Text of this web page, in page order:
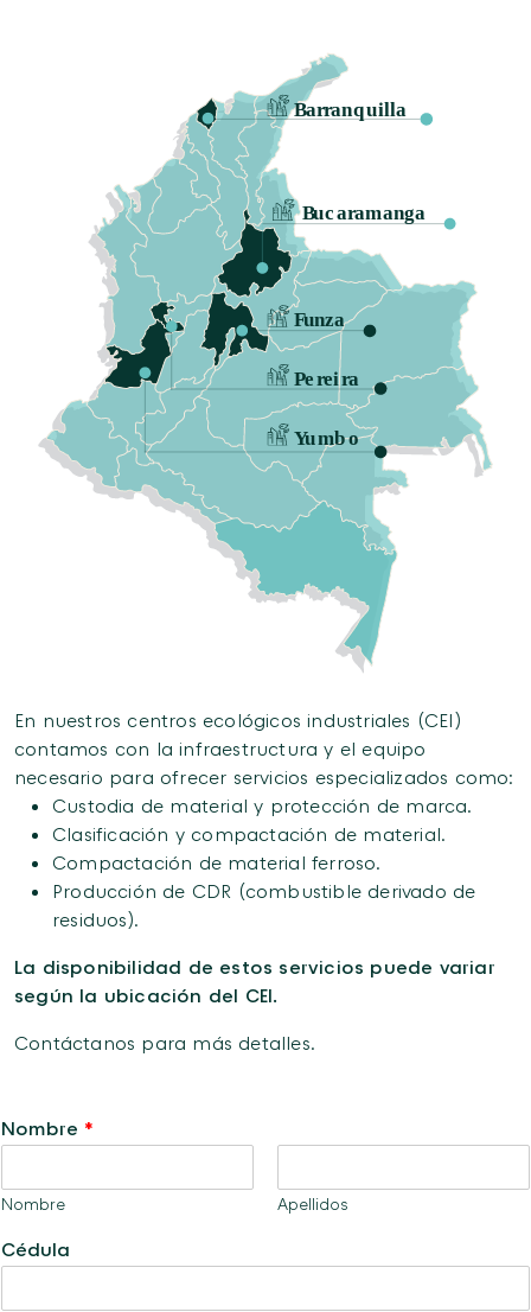
En nuestros centros ecológicos industriales (CEI)
contamos con la infraestructura y el equipo
necesario para ofrecer servicios especializados como:
Custodia de material y protección de marca.
Clasificación y compactación de material.
Compactación de material ferroso.
Producción de CDR (combustible derivado de
residuos).
La disponibilidad de estos servicios puede variar
según la ubicación del CEI.
Contáctanos para más detalles.
Nombre *
Nombre Apellidos
Cédula